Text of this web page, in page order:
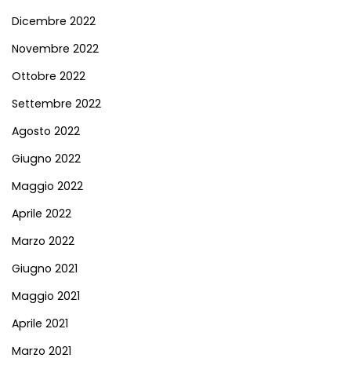
Dicembre 2022
Novembre 2022
Ottobre 2022
Settembre 2022
Agosto 2022
Giugno 2022
Maggio 2022
Aprile 2022
Marzo 2022
Giugno 2021
Maggio 2021
Aprile 2021
Marzo 2021